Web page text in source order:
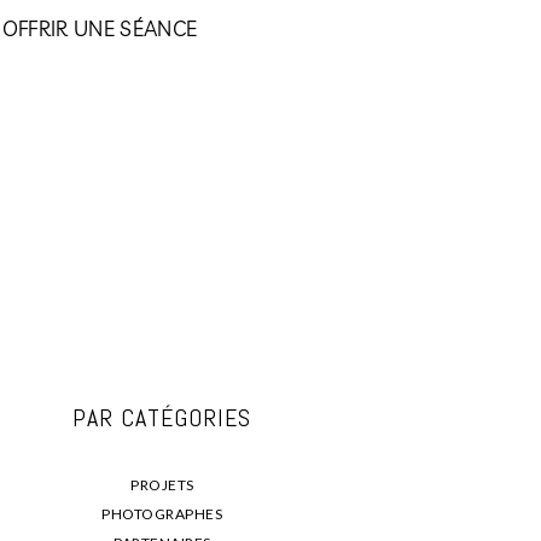
OFFRIR UNE SÉANCE
PAR CATÉGORIES
PROJETS
PHOTOGRAPHES